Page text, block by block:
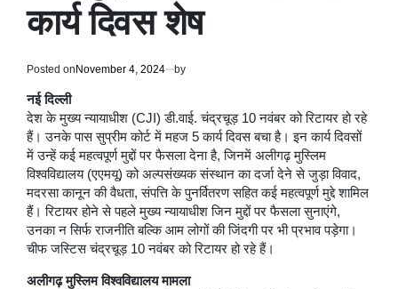
कार्य दिवस शेष
Posted onNovember 4, 2024 by
नई दिल्ली
देश के मुख्य न्यायाधीश (CJI) डी.वाई. चंद्रचूड़ 10 नवंबर को रिटायर हो रहे
हैं। उनके पास सुप्रीम कोर्ट में महज 5 कार्य दिवस बचा है। इन कार्य दिवसों
में उन्हें कई महत्वपूर्ण मुद्दों पर फैसला देना है, जिनमें अलीगढ़ मुस्लिम
विश्वविद्यालय (एएमयू) को अल्पसंख्यक संस्थान का दर्जा देने से जुड़ा विवाद,
मदरसा कानून की वैधता, संपत्ति के पुनर्वितरण सहित कई महत्वपूर्ण मुद्दे शामिल
हैं। रिटायर होने से पहले मुख्य न्यायाधीश जिन मुद्दों पर फैसला सुनाएंगे,
उनका न सिर्फ राजनीति बल्कि आम लोगों की जिंदगी पर भी प्रभाव पड़ेगा।
चीफ जस्टिस चंद्रचूड़ 10 नवंबर को रिटायर हो रहे हैं।
अलीगढ़ मुस्लिम विश्वविद्यालय मामला